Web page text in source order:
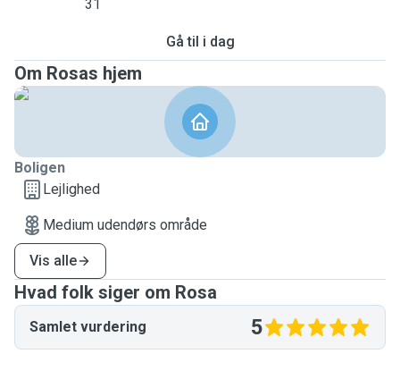
31
Gå til i dag
Om Rosas hjem
Boligen
Lejlighed
Medium udendørs område
Vis alle
Hvad folk siger om Rosa
Samlet vurdering 5